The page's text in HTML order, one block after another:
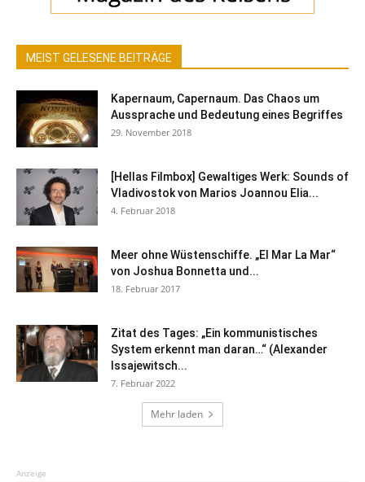
MEIST GELESENE BEITRÄGE
Kapernaum, Capernaum. Das Chaos um
Aussprache und Bedeutung eines Begriffes
29. November 2018
[Hellas Filmbox] Gewaltiges Werk: Sounds of
Vladivostok von Marios Joannou Elia...
4. Februar 2018
Meer ohne Wüstenschiffe. „El Mar La Mar“
von Joshua Bonnetta und...
18. Februar 2017
Zitat des Tages: „Ein kommunistisches
System erkennt man daran…“ (Alexander
Issajewitsch...
7. Februar 2022
Mehr laden
Anzeige